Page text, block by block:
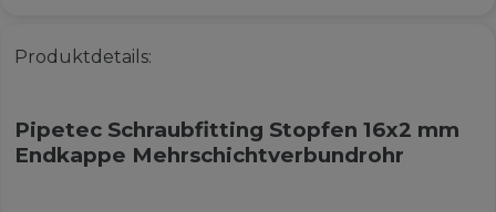
Produktdetails:
Pipetec Schraubfitting Stopfen 16x2 mm
Endkappe Mehrschichtverbundrohr